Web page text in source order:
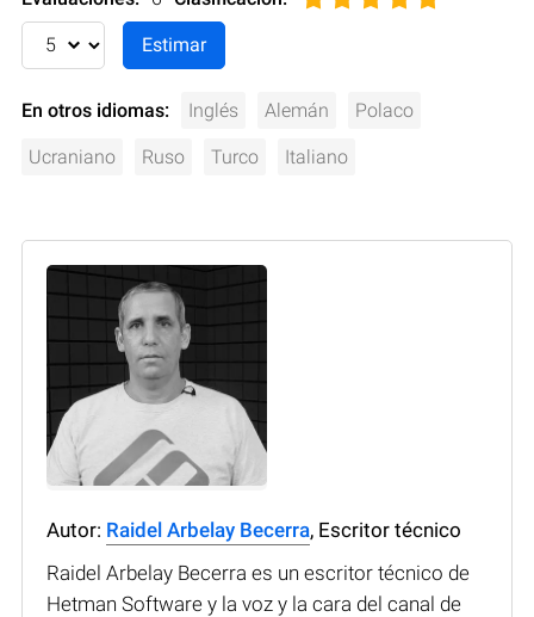
En otros idiomas: Inglés Alemán Polaco
Ucraniano Ruso Turco Italiano
Autor: Raidel Arbelay Becerra, Escritor técnico
Raidel Arbelay Becerra es un escritor técnico de
Hetman Software y la voz y la cara del canal de